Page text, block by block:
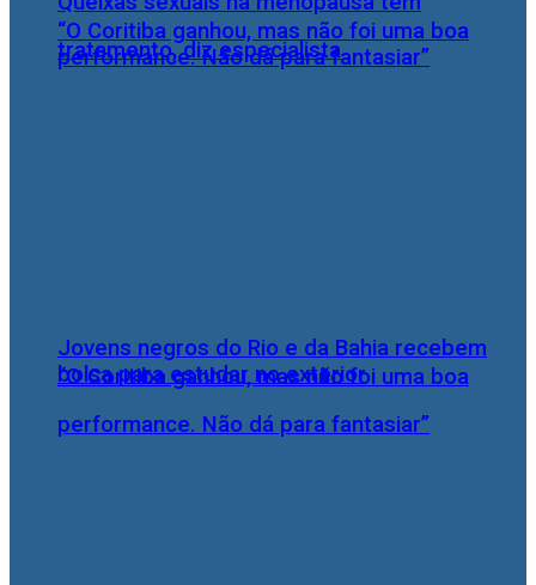
tratamento, diz especialista
“O Coritiba ganhou, mas não foi uma boa
performance. Não dá para fantasiar”
“O Coritiba ganhou, mas não foi uma boa
performance. Não dá para fantasiar”
Jovens negros do Rio e da Bahia recebem
bolsa para estudar no exterior